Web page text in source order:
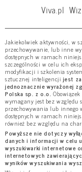
Viva.pl
Jakiekolwiek aktywności, w
przechowywanie, lub inne
dostępnych w ramach
szczególności w celu ich
modyfikacji i szkolenia
sztucznej inteligencji jest
jednoznacznie wyrażonej
Polska sp. z o.o.
wymagany jest bez względu
przechowywania lub
dostępnych w ramach
również bez względu na
Powyższe nie dotyczy
danych i informacji w celu
wyszukiwarki internetowe
internetowych
wyników wyszukiwania